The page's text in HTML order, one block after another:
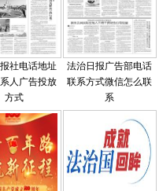
社电话地址
人广告投放
方式
法治日报广告部电话
联系方式微信怎么联
系